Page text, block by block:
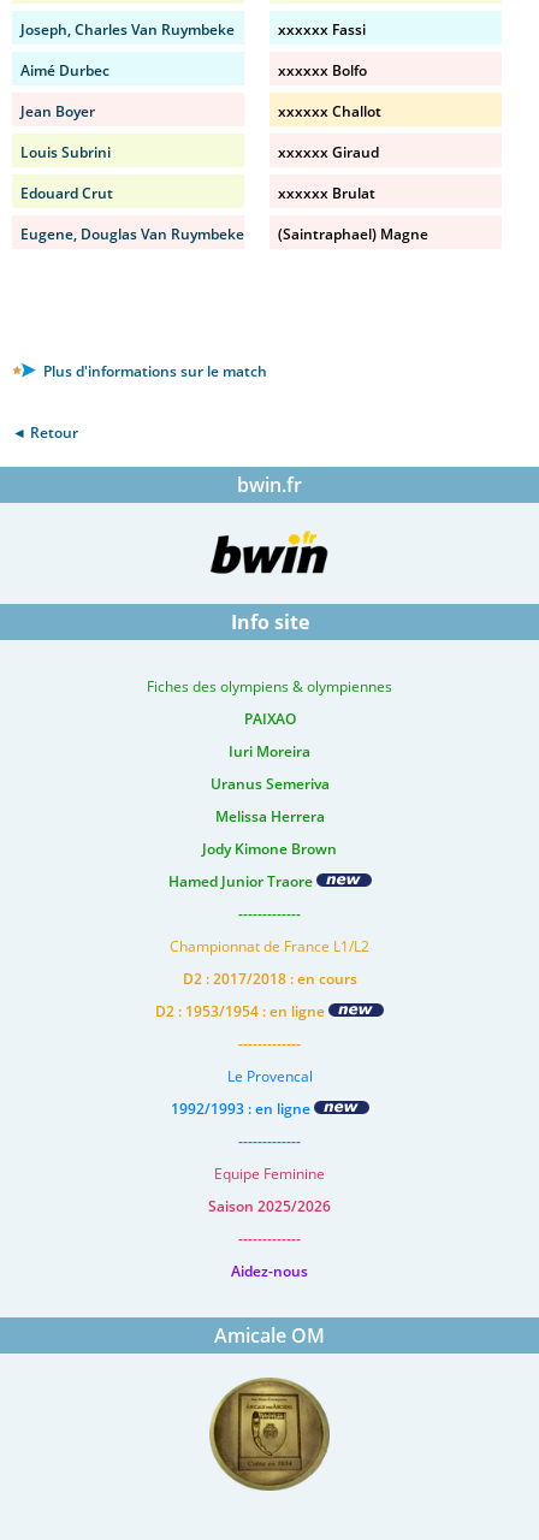
Joseph, Charles Van Ruymbeke
Aimé Durbec
Jean Boyer
Louis Subrini
Edouard Crut
Eugene, Douglas Van Ruymbeke
xxxxxx Fassi
xxxxxx Bolfo
xxxxxx Challot
xxxxxx Giraud
xxxxxx Brulat
(Saintraphael) Magne
Plus d'informations sur le match
◄ Retour
bwin.fr
Info site
Fiches des olympiens & olympiennes
PAIXAO
Iuri Moreira
Uranus Semeriva
Melissa Herrera
Jody Kimone Brown
Hamed Junior Traore
-------------
Championnat de France L1/L2
D2 : 2017/2018 : en cours
D2 : 1953/1954 : en ligne
-------------
Le Provencal
1992/1993 : en ligne
-------------
Equipe Feminine
Saison 2025/2026
-------------
Aidez-nous
Amicale OM